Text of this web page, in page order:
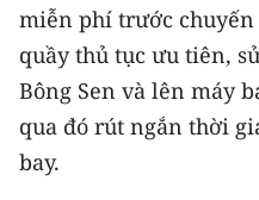
Video
Media Chính trị
Media Kinh tế
Media Văn hóa
miễn phí trước chuyến
quầy thủ tục ưu tiên,
Bông Sen và lên máy
qua đó rút ngắn thời
bay.